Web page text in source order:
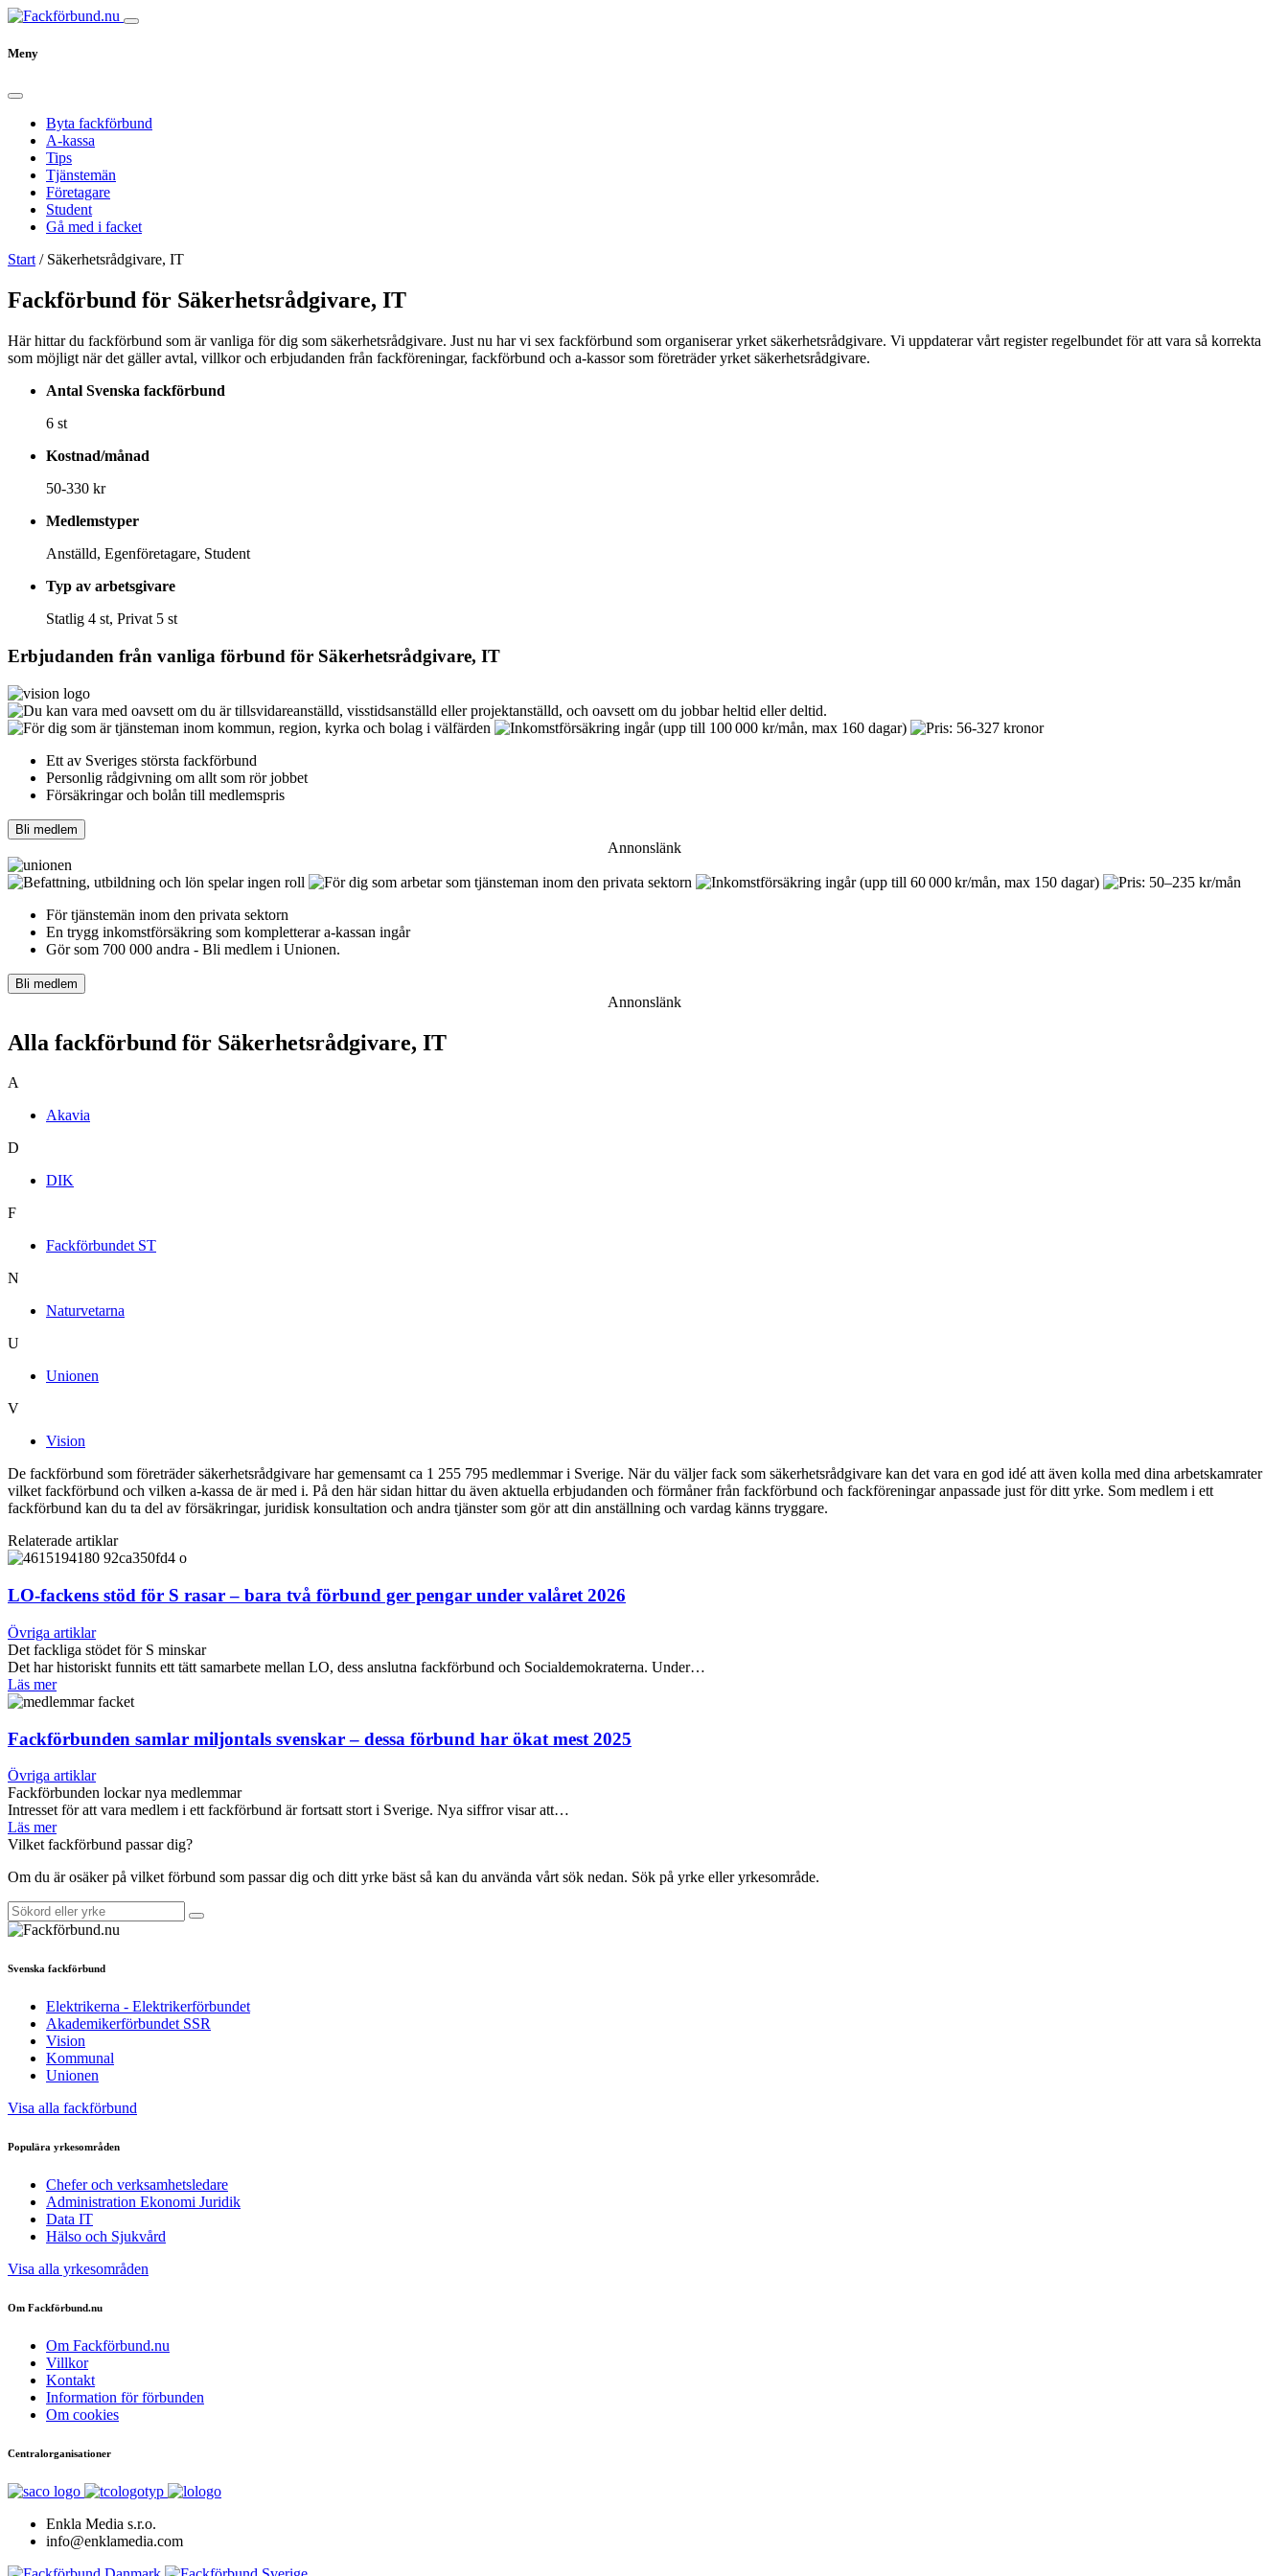
Meny
Byta fackförbund
A-kassa
Tips
Tjänstemän
Företagare
Student
Gå med i facket
Start / Säkerhetsrådgivare, IT
Fackförbund för Säkerhetsrådgivare, IT
Här hittar du fackförbund som är vanliga för dig som säkerhetsrådgivare. Just nu har vi sex fackförbund som organiserar yrket säkerhetsrådgivare. Vi uppdaterar vårt register regelbundet för att vara så korrekta
som möjligt när det gäller avtal, villkor och erbjudanden från fackföreningar, fackförbund och a-kassor som företräder yrket säkerhetsrådgivare.
Antal Svenska fackförbund
6 st
Kostnad/månad
50-330 kr
Medlemstyper
Anställd, Egenföretagare, Student
Typ av arbetsgivare
Statlig 4 st, Privat 5 st
Erbjudanden från vanliga förbund för Säkerhetsrådgivare, IT
Ett av Sveriges största fackförbund
Personlig rådgivning om allt som rör jobbet
Försäkringar och bolån till medlemspris
Bli medlem
Annonslänk
För tjänstemän inom den privata sektorn
En trygg inkomst­försäkring som kompletterar a-kassan ingår
Gör som 700 000 andra - Bli medlem i Unionen.
Bli medlem
Annonslänk
Alla fackförbund för Säkerhetsrådgivare, IT
A
Akavia
D
DIK
F
Fackförbundet ST
N
Naturvetarna
U
Unionen
V
Vision
De fackförbund som företräder säkerhetsrådgivare har gemensamt ca 1 255 795 medlemmar i Sverige. När du väljer fack som säkerhetsrådgivare kan det vara en god idé att även kolla med dina arbetskamrater
vilket fackförbund och vilken a-kassa de är med i. På den här sidan hittar du även aktuella erbjudanden och förmåner från fackförbund och fackföreningar anpassade just för ditt yrke. Som medlem i ett
fackförbund kan du ta del av försäkringar, juridisk konsultation och andra tjänster som gör att din anställning och vardag känns tryggare.
Relaterade artiklar
LO-fackens stöd för S rasar – bara två förbund ger pengar under valåret 2026
Övriga artiklar
Det fackliga stödet för S minskar
Det har historiskt funnits ett tätt samarbete mellan LO, dess anslutna fackförbund och Socialdemokraterna. Under…
Läs mer
Fackförbunden samlar miljontals svenskar – dessa förbund har ökat mest 2025
Övriga artiklar
Fackförbunden lockar nya medlemmar
Intresset för att vara medlem i ett fackförbund är fortsatt stort i Sverige. Nya siffror visar att…
Läs mer
Vilket fackförbund passar dig?
Om du är osäker på vilket förbund som passar dig och ditt yrke bäst så kan du använda vårt sök nedan. Sök på yrke eller yrkesområde.
Svenska fackförbund
Elektrikerna - Elektrikerförbundet
Akademikerförbundet SSR
Vision
Kommunal
Unionen
Visa alla fackförbund
Populära yrkesområden
Chefer och verksamhetsledare
Administration Ekonomi Juridik
Data IT
Hälso och Sjukvård
Visa alla yrkesområden
Om Fackförbund.nu
Om Fackförbund.nu
Villkor
Kontakt
Information för förbunden
Om cookies
Centralorganisationer
Enkla Media s.r.o.
info@enklamedia.com